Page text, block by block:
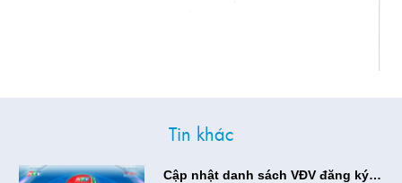
Tin khác
Cập nhật danh sách VĐV đăng ký…